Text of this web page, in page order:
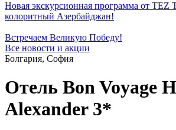
Новая экскурсионная программа от TEZ
колоритный Азербайджан!
Встречаем Великую Победу!
Все новости и акции
Болгария, София
Отель Bon Voyage
Alexander 3*